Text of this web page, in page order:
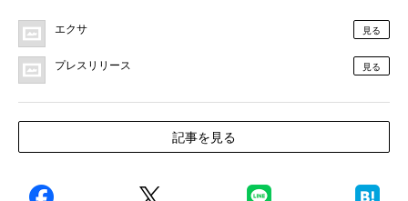
エクサ 見る
プレスリリース 見る
記事を見る